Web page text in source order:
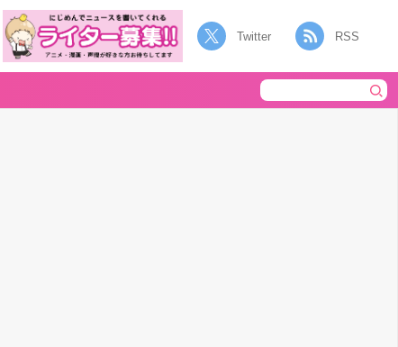
Twitter RSS